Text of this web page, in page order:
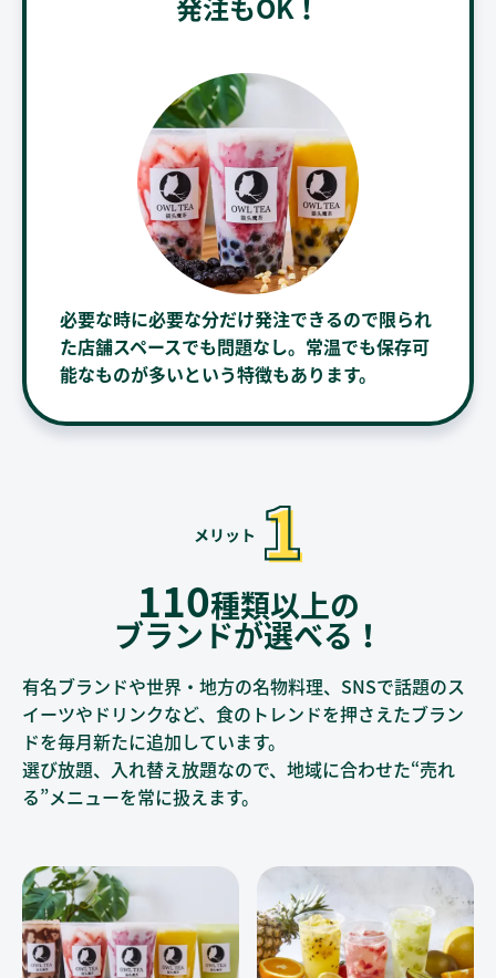
発注もOK！
必要な時に必要な分だけ発注できるので限られ
た店舗スペースでも問題なし。常温でも保存可
能なものが多いという特徴もあります。
110種類以上の
ブランドが選べる！
有名ブランドや世界・地方の名物料理、SNSで話題のス
イーツやドリンクなど、 食のトレンドを押さえたブラン
ドを毎月新たに追加しています。
選び放題、入れ替え放題なので、地域に合わせた“売れ
る”メニューを常に扱えます。